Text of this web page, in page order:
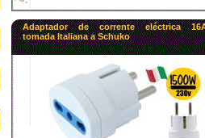
Adaptador de corrente eléctrica
tomada Italiana a Schuko